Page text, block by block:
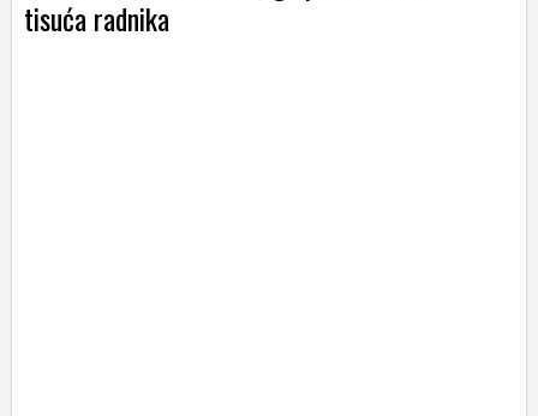
tisuća radnika